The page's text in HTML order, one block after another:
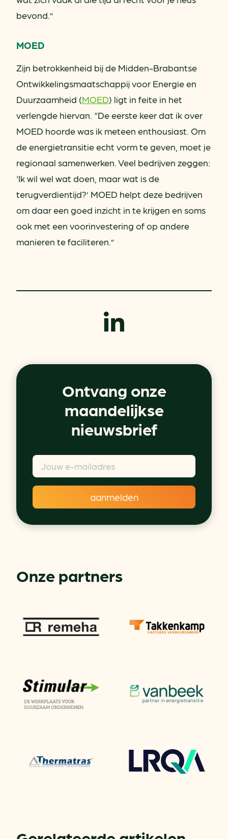
bevond.”
MOED
Zijn betrokkenheid bij de Midden-Brabantse
Ontwikkelingsmaatschappij voor Energie en
Duurzaamheid (MOED) ligt in feite in het
verlengde hiervan. “De eerste keer dat ik over
MOED hoorde was ik meteen enthousiast. Om
de energietransitie echt vorm te geven, moet je
regionaal samenwerken. Veel bedrijven zeggen:
‘Ik wil wel wat doen, maar wat is de
terugverdientijd?’ MOED helpt deze bedrijven
om daar een goed inzicht in te krijgen en soms
ook met een voorinvestering of op andere
manieren te faciliteren.”
Ontvang onze
maandelijkse
nieuwsbrief
Onze partners